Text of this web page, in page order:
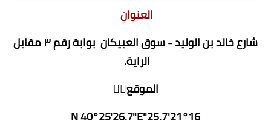
العنوان
شارع خالد بن الوليد - سوق العبيكان بوابة رقم ٣ مقابل
الراية.
الموقع👇🏻